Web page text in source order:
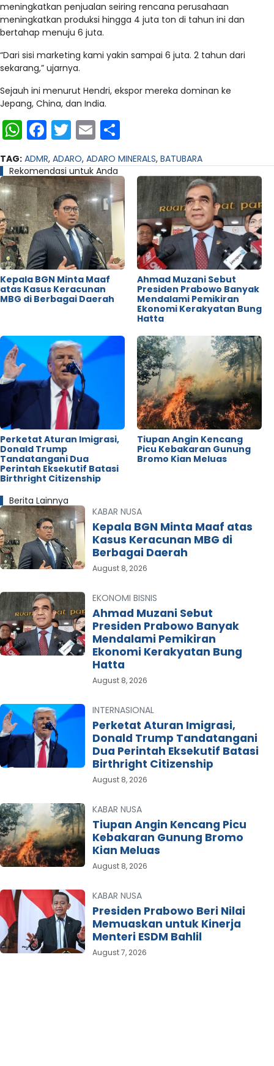
meningkatkan penjualan seiring rencana perusahaan
meningkatkan produksi hingga 4 juta ton di tahun ini dan
bertahap menuju 6 juta.
“Dari sisi marketing kami yakin sampai 6 juta. 2 tahun dari
sekarang,” ujarnya.
Sejauh ini menurut Hendri, ekspor mereka dominan ke
Jepang, China, dan India.
WhatsApp
Facebook
Twitter
Email
TAG: ADMR, ADARO, ADARO MINERALS, BATUBARA
Rekomendasi untuk Anda
Kepala BGN Minta Maaf
atas Kasus Keracunan
MBG di Berbagai Daerah
Ahmad Muzani Sebut
Presiden Prabowo Banyak
Mendalami Pemikiran
Ekonomi Kerakyatan Bung
Hatta
Perketat Aturan Imigrasi,
Donald Trump
Tandatangani Dua
Perintah Eksekutif Batasi
Birthright Citizenship
Tiupan Angin Kencang
Picu Kebakaran Gunung
Bromo Kian Meluas
Berita Lainnya
KABAR NUSA
Kepala BGN Minta Maaf atas
Kasus Keracunan MBG di
Berbagai Daerah
August 8, 2026
EKONOMI BISNIS
Ahmad Muzani Sebut
Presiden Prabowo Banyak
Mendalami Pemikiran
Ekonomi Kerakyatan Bung
Hatta
August 8, 2026
INTERNASIONAL
Perketat Aturan Imigrasi,
Donald Trump Tandatangani
Dua Perintah Eksekutif Batasi
Birthright Citizenship
August 8, 2026
KABAR NUSA
Tiupan Angin Kencang Picu
Kebakaran Gunung Bromo
Kian Meluas
August 8, 2026
KABAR NUSA
Presiden Prabowo Beri Nilai
Memuaskan untuk Kinerja
Menteri ESDM Bahlil
August 7, 2026